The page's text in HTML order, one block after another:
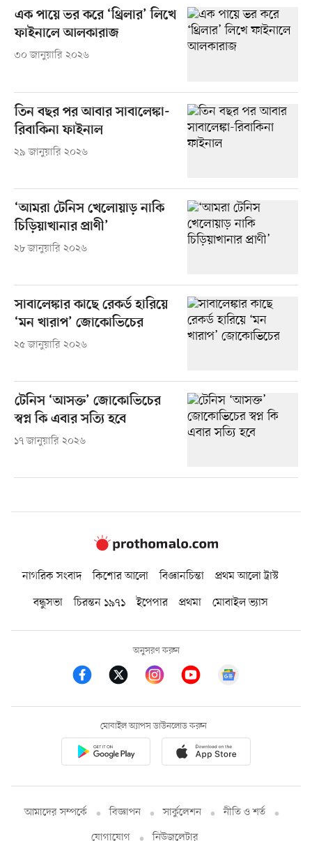
এক পায়ে ভর করে ‘থ্রিলার’ লিখে
ফাইনালে আলকারাজ
৩০ জানুয়ারি ২০২৬
তিন বছর পর আবার সাবালেঙ্কা-
রিবাকিনা ফাইনাল
২৯ জানুয়ারি ২০২৬
‘আমরা টেনিস খেলোয়াড় নাকি
চিড়িয়াখানার প্রাণী’
২৮ জানুয়ারি ২০২৬
সাবালেঙ্কার কাছে রেকর্ড হারিয়ে
‘মন খারাপ’ জোকোভিচের
২৫ জানুয়ারি ২০২৬
টেনিস ‘আসক্ত’ জোকোভিচের
স্বপ্ন কি এবার সত্যি হবে
১৭ জানুয়ারি ২০২৬
নাগরিক সংবাদ কিশোর আলো বিজ্ঞানচিন্তা
প্রথম আলো ট্রাস্ট
বন্ধুসভা
চিরন্তন ১৯৭১ ইপেপার প্রথমা মোবাইল ভ্যাস
অনুসরণ করুন
মোবাইল অ্যাপস ডাউনলোড করুন
আমাদের সম্পর্কে বিজ্ঞাপন সার্কুলেশন
নীতি ও শর্ত
যোগাযোগ
নিউজলেটার